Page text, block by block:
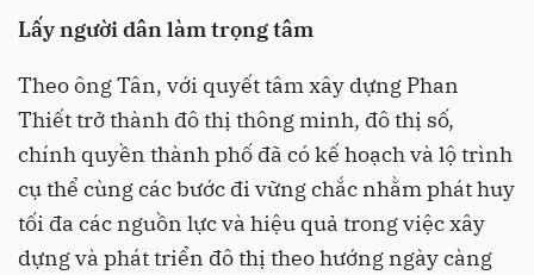
Lấy người dân làm trọng tâm
Theo ông Tân, với quyết tâm xây dựng Phan
Thiết trở thành đô thị thông minh, đô thị số,
chính quyền thành phố đã có kế hoạch và lộ trình
cụ thể cùng các bước đi vững chắc nhằm phát huy
tối đa các nguồn lực và hiệu quả trong việc xây
dựng và phát triển đô thị theo hướng ngày càng